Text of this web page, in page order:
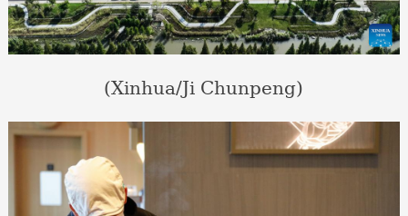
(Xinhua/Ji Chunpeng)